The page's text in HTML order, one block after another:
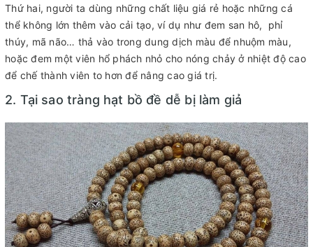
Thứ hai, người ta dùng những chất liệu giá rẻ hoặc những cá
thể không lớn thêm vào cải tạo, ví dụ như đem san hô, phỉ
thúy, mã não… thả vào trong dung dịch màu để nhuộm màu,
hoặc đem một viên hổ phách nhỏ cho nóng chảy ở nhiệt độ cao
để chế thành viên to hơn để nâng cao giá trị.
2. Tại sao tràng hạt bồ đề dễ bị làm giả